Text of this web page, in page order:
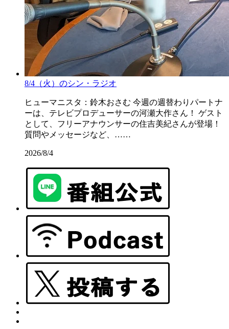
8/4（火）のシン・ラジオ
ヒューマニスタ：鈴木おさむ 今週の週替わりパートナ
ーは、テレビプロデューサーの河瀬大作さん！ ゲスト
として、フリーアナウンサーの住吉美紀さんが登場！
質問やメッセージなど、……
2026/8/4